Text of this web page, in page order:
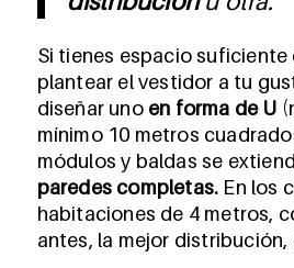
Si tienes espacio suficiente
plantear el vestidor a tu
diseñar uno en forma de U
mínimo 10 metros
módulos y baldas se
paredes completas. En los
habitaciones de 4 metros,
antes, la mejor distribución,